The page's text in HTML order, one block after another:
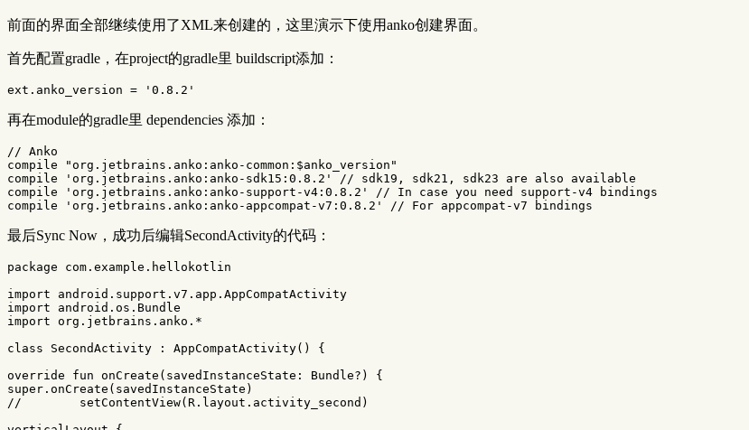
前面的界面全部继续使用了XML来创建的，这里演示下使用anko创建界面。
首先配置gradle，在project的gradle里 buildscript添加：
ext . anko_version = '0.8.2'
再在module的gradle里 dependencies 添加：
// Anko
compile
"org.jetbrains.anko:anko-common:$anko_version"
compile
'org.jetbrains.anko:anko-sdk15:0.8.2'
// sdk19, sdk21, sdk23 are also available
compile
'org.jetbrains.anko:anko-support-v4:0.8.2'
// In case you need support-v4 bindings
compile
'org.jetbrains.anko:anko-appcompat-v7:0.8.2' // For appcompat-v7 bindings
最后Sync Now，成功后编辑SecondActivity的代码：
package
com.example.hellokotlin
import
android.support.v7.app.AppCompatActivity
import
android.os.Bundle
import org.jetbrains.anko.*
class
SecondActivity : AppCompatActivity()
{
override
fun onCreate ( savedInstanceState : Bundle?)
{
super . onCreate ( savedInstanceState )
//        setContentView(R.layout.activity_second)